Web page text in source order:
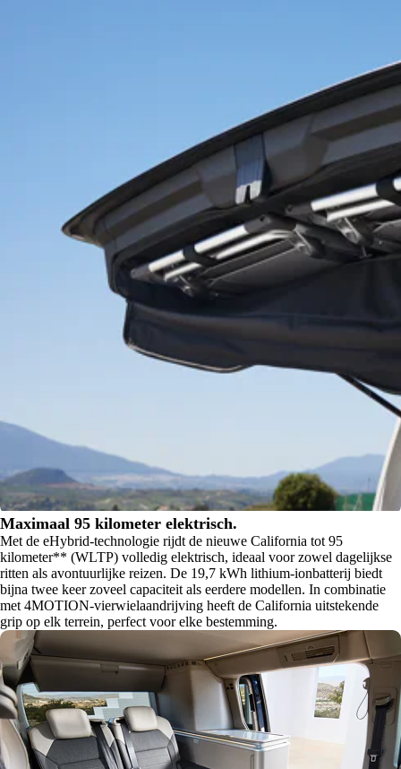
Maximaal 95 kilometer elektrisch.
Met de eHybrid-technologie rijdt de nieuwe California tot 95
kilometer** (WLTP) volledig elektrisch, ideaal voor zowel dagelijkse
ritten als avontuurlijke reizen. De 19,7 kWh lithium-ionbatterij biedt
bijna twee keer zoveel capaciteit als eerdere modellen. In combinatie
met 4MOTION-vierwielaandrijving heeft de California uitstekende
grip op elk terrein, perfect voor elke bestemming.